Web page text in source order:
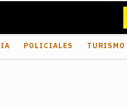
POLICIALES TURISMO